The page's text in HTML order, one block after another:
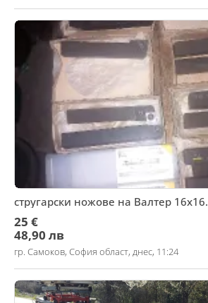
стругарски ножове на Валтер 16х16.
25 €
48,90 лв
гр. Самоков, София област, днес, 11:24